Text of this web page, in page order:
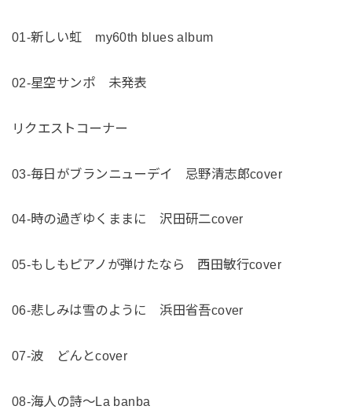
01-新しい虹 my60th blues album
02-星空サンポ 未発表
リクエストコーナー
03-毎日がブランニューデイ 忌野清志郎cover
04-時の過ぎゆくままに 沢田研二cover
05-もしもピアノが弾けたなら 西田敏行cover
06-悲しみは雪のように 浜田省吾cover
07-波 どんとcover
08-海人の詩〜La banba